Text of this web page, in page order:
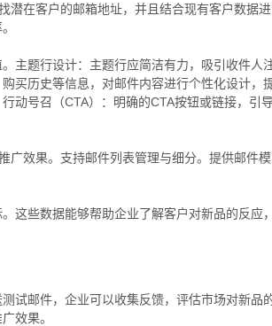
潜在客户的邮箱地址，并且结合现有客户数据进
主题行设计：主题行应简洁有力，吸引收件人
买历史等信息，对邮件内容进行个性化设计，
动号召（CTA）：明确的CTA按钮或链接，引
广效果。支持邮件列表管理与细分。提供邮件模
这些数据能够帮助企业了解客户对新品的反应，
试邮件，企业可以收集反馈，评估市场对新品
效果。